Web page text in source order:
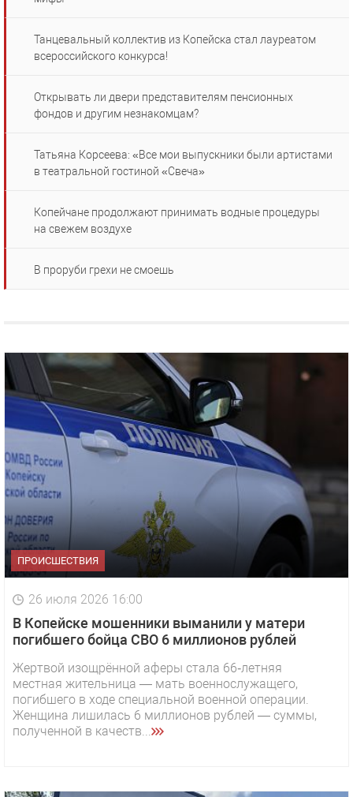
Танцевальный коллектив из Копейска стал лауреатом
всероссийского конкурса!
Открывать ли двери представителям пенсионных
фондов и другим незнакомцам?
Татьяна Корсеева: «Все мои выпускники были артистами
в театральной гостиной «Свеча»
Копейчане продолжают принимать водные процедуры
на свежем воздухе
В проруби грехи не смоешь
ПРОИСШЕСТВИЯ
26 июля 2026 16:00
В Копейске мошенники выманили у матери
погибшего бойца СВО 6 миллионов рублей
Жертвой изощрённой аферы стала 66‑летняя
местная жительница — мать военнослужащего,
погибшего в ходе специальной военной операции.
Женщина лишилась 6 миллионов рублей — суммы,
полученной в качеств...